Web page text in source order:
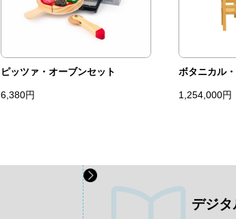
ピッツァ・オーブンセット
6,380円
ボタニカル
1,254,000円
デジ